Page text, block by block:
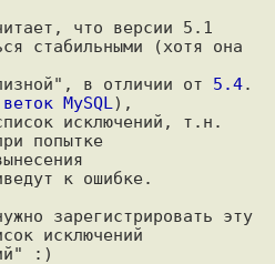
что версии 5.1
стабильными (хотя она
в отличии от 5.4.
MySQL ),
исключений, т.н.
попытке
к ошибке.
зарегистрировать эту
исключений
:)